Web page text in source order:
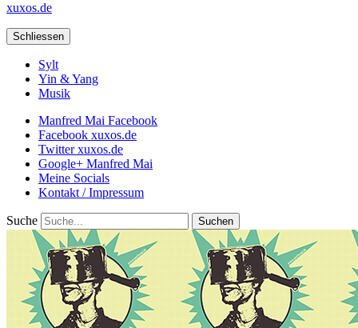
xuxos.de
Schliessen
Sylt
Yin & Yang
Musik
Manfred Mai Facebook
Facebook xuxos.de
Twitter xuxos.de
Google+ Manfred Mai
Meine Socials
Kontakt / Impressum
Suche